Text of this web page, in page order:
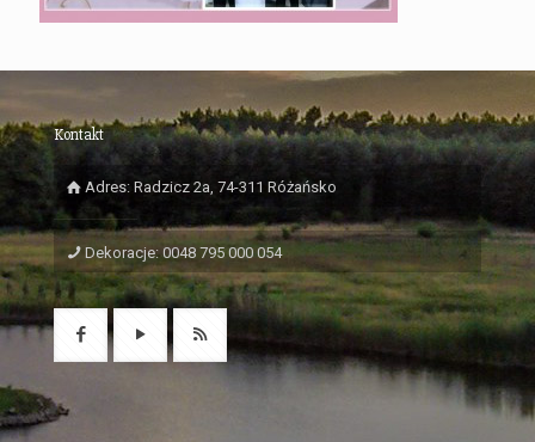
Kontakt
Adres: Radzicz 2a, 74-311 Różańsko
Dekoracje: 0048 795 000 054